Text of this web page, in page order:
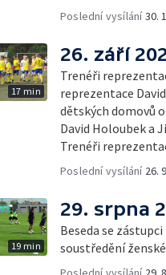
Poslední vysílání30.
17 min
26. září
Trenéři
reprezentace
dětských domovů
David Holoubek a
Trenéři
Poslední vysílání 26.
19 min
29. srpna
Beseda se
soustředění